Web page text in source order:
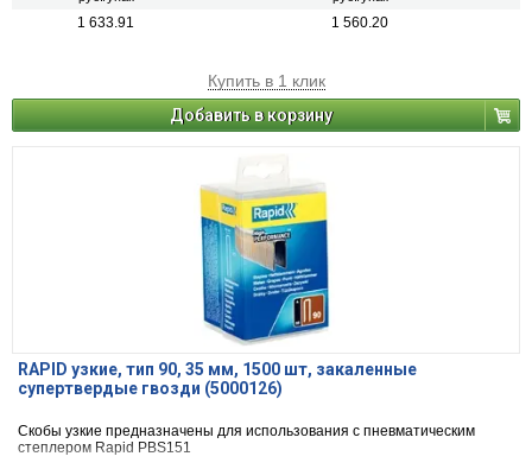
1 633.91 1 560.20
Купить в 1 клик
Добавить в корзину
RAPID узкие, тип 90, 35 мм, 1500 шт, закаленные
супертвердые гвозди (5000126)
Скобы узкие предназначены для использования с пневматическим
степлером Rapid PBS151